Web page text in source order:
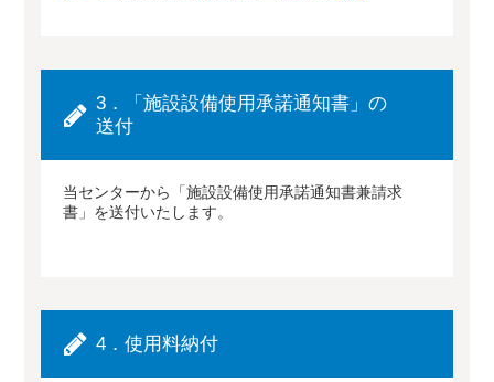
3．「施設設備使用承諾通知書」の
送付
当センターから「施設設備使用承諾通知書兼請求
書」を送付いたします。
4．使用料納付